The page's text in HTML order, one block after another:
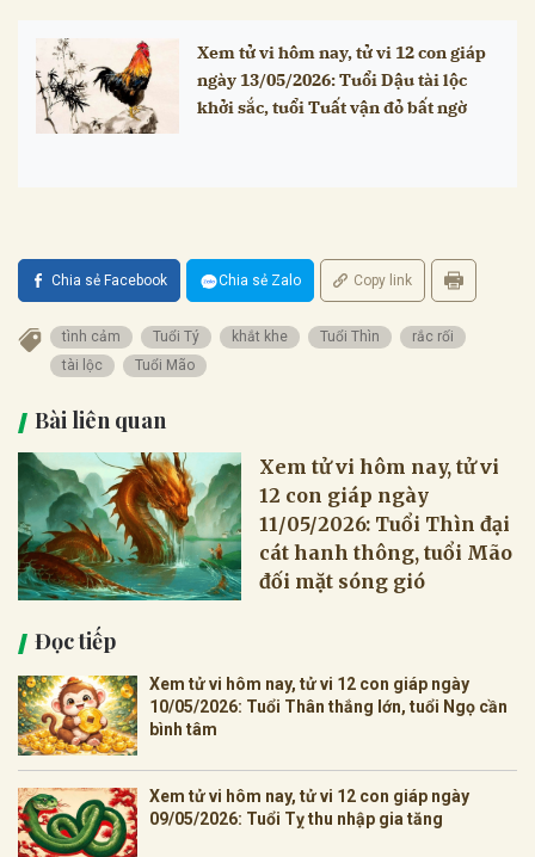
Xem tử vi hôm nay, tử vi 12 con giáp
ngày 13/05/2026: Tuổi Dậu tài lộc
khởi sắc, tuổi Tuất vận đỏ bất ngờ
Chia sẻ Facebook Chia sẻ Zalo Copy link
tình cảm Tuổi Tý khắt khe Tuổi Thìn
rắc rối
tài lộc
Tuổi Mão
Bài liên quan
Xem tử vi hôm nay, tử vi
12 con giáp ngày
11/05/2026: Tuổi Thìn đại
cát hanh thông, tuổi Mão
đối mặt sóng gió
Đọc tiếp
Xem tử vi hôm nay, tử vi 12 con giáp ngày
10/05/2026: Tuổi Thân thắng lớn, tuổi Ngọ cần
bình tâm
Xem tử vi hôm nay, tử vi 12 con giáp ngày
09/05/2026: Tuổi Tỵ thu nhập gia tăng